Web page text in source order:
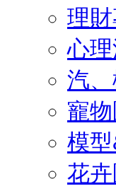
理
心
汽
寵
模
花